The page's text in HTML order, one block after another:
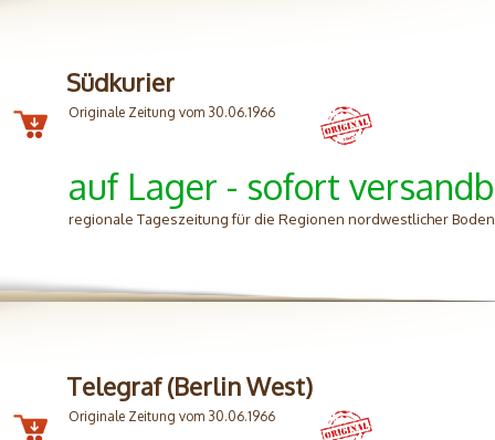
Südkurier
Originale Zeitung vom 30.06.1966
auf Lager - sofort
regionale Tageszeitung für die Regionen nordwestlicher
Telegraf (Berlin West)
Originale Zeitung vom 30.06.1966